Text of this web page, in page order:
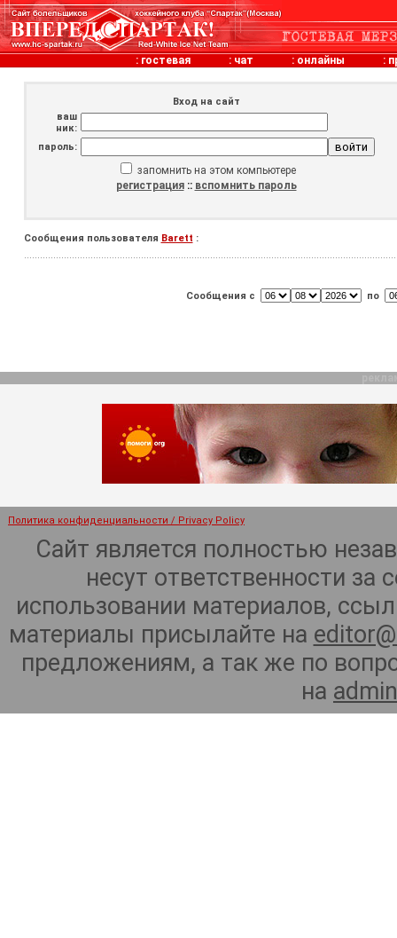
: гостевая : чат : онлайны :
Вход на сайт
ваш
ник:
пароль:
запомнить на этом компьютере
регистрация:: вспомнить пароль
Сообщения пользователя Barett :
Сообщения с по
Политика конфиденциальности / Privacy Policy
Сайт является полностью
несут ответственности
использовании материалов,
материалы присылайте на
предложениям, а так же по
на